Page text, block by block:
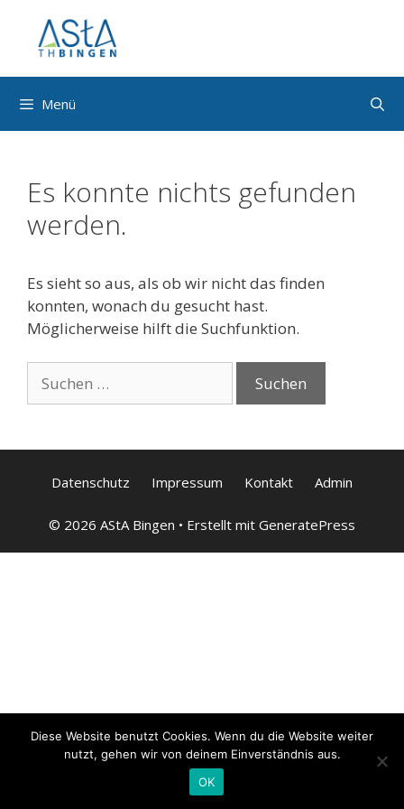
springen
Menü
Es konnte nichts gefunden
werden.
Es sieht so aus, als ob wir nicht das finden
konnten, wonach du gesucht hast.
Möglicherweise hilft die Suchfunktion.
nach:
Datenschutz Impressum Kontakt Admin
© 2026 AStA Bingen • Erstellt mit GeneratePress
Diese Website benutzt Cookies. Wenn du die Website weiter
nutzt, gehen wir von deinem Einverständnis aus.
OK